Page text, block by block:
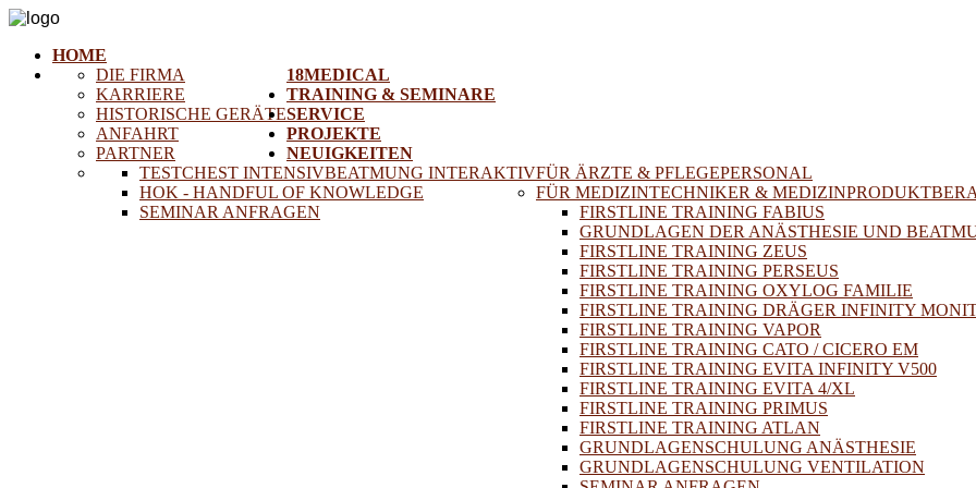
HOME
18MEDICAL
DIE FIRMA
KARRIERE
HISTORISCHE GERÄTE
ANFAHRT
PARTNER
TRAINING & SEMINARE
FÜR ÄRZTE & PFLEGEPERSONAL
TESTCHEST INTENSIVBEATMUNG INTERAKTIV
HOK - HANDFUL OF KNOWLEDGE
SEMINAR ANFRAGEN
FÜR MEDIZINTECHNIKER &
FIRSTLINE TRAINING FABIUS
GRUNDLAGEN DER ANÄSTHESIE UND
FIRSTLINE TRAINING ZEUS
FIRSTLINE TRAINING PERSEUS
FIRSTLINE TRAINING OXYLOG FAMILIE
FIRSTLINE TRAINING DRÄGER INFINITY
FIRSTLINE TRAINING VAPOR
FIRSTLINE TRAINING CATO / CICERO EM
FIRSTLINE TRAINING EVITA INFINITY V500
FIRSTLINE TRAINING EVITA 4/XL
FIRSTLINE TRAINING PRIMUS
FIRSTLINE TRAINING ATLAN
GRUNDLAGENSCHULUNG ANÄSTHESIE
GRUNDLAGENSCHULUNG VENTILATION
SERVICE
PROJEKTE
NEUIGKEITEN